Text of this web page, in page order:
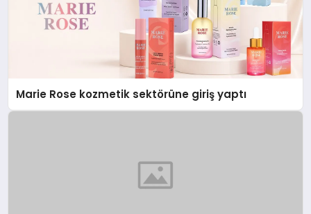
Marie Rose kozmetik sektörüne giriş yaptı